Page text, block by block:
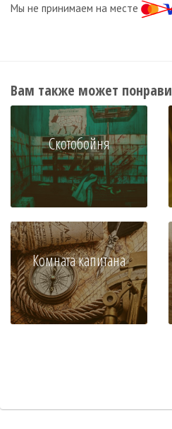
Мы не принимаем на месте
Вам также может
Скотобойня
Комната капитана